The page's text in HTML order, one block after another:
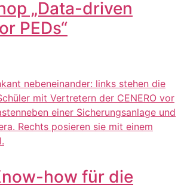
„Data-driven
PEDs“
how für die